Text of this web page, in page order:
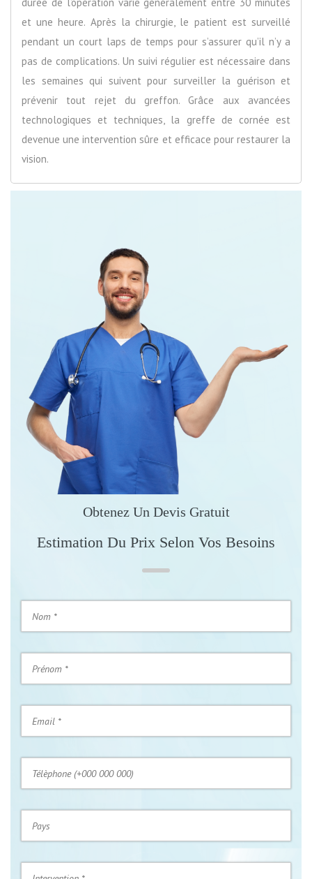
durée de l’opération varie généralement entre 30 minutes
et une heure. Après la chirurgie, le patient est surveillé
pendant un court laps de temps pour s’assurer qu’il n’y a
pas de complications. Un suivi régulier est nécessaire dans
les semaines qui suivent pour surveiller la guérison et
prévenir tout rejet du greffon. Grâce aux avancées
technologiques et techniques, la greffe de cornée est
devenue une intervention sûre et efficace pour restaurer la
vision.
Obtenez Un Devis Gratuit
Estimation Du Prix Selon Vos Besoins